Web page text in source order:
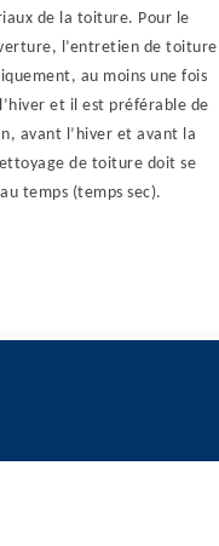
de la toiture. Pour le
l’entretien de toiture
au moins une fois
et il est préférable de
avant l’hiver et avant la
de toiture doit se
temps (temps sec).